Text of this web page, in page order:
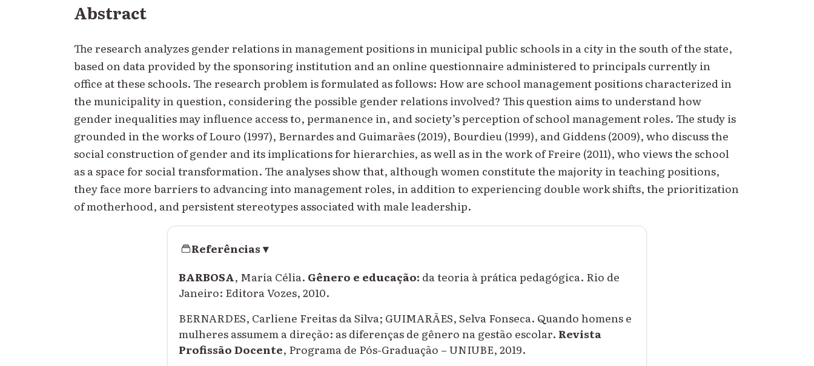
Abstract
The research analyzes gender relations in management positions in municipal public schools in a city in the south of the state,
based on data provided by the sponsoring institution and an online questionnaire administered to principals currently in
office at these schools. The research problem is formulated as follows: How are school management positions characterized in
the municipality in question, considering the possible gender relations involved? This question aims to understand how
gender inequalities may influence access to, permanence in, and society’s perception of school management roles. The study is
grounded in the works of Louro (1997), Bernardes and Guimarães (2019), Bourdieu (1999), and Giddens (2009), who discuss the
social construction of gender and its implications for hierarchies, as well as in the work of Freire (2011), who views the school
as a space for social transformation. The analyses show that, although women constitute the majority in teaching positions,
they face more barriers to advancing into management roles, in addition to experiencing double work shifts, the prioritization
of motherhood, and persistent stereotypes associated with male leadership.
Referências▾
BARBOSA, Maria Célia. Gênero e educação: da teoria à prática pedagógica. Rio de
Janeiro: Editora Vozes, 2010.
BERNARDES, Carliene Freitas da Silva; GUIMARÃES, Selva Fonseca. Quando homens e
mulheres assumem a direção: as diferenças de gênero na gestão escolar. Revista
Profissão Docente, Programa de Pós-Graduação – UNIUBE, 2019.